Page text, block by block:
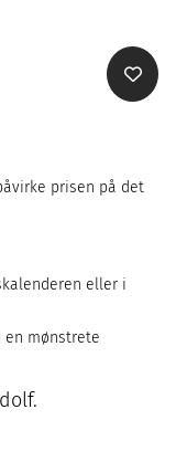
prisen på det
eller i
en mønstrete